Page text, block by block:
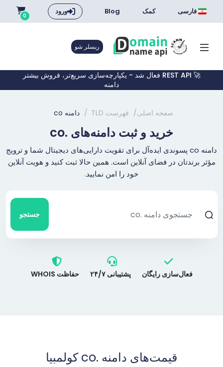
فارسی کمک Blog ورود 0
ریسلر شو
🚀 REST API فعال شد - یکپارچه‌سازی سریع‌تر، فروش بیشتر
دامنه
صفحه اصلی فهرست TLD دامنه co
خرید و ثبت دامنه‌های .co
دامنه co پسوندی ایده‌آل برای تقویت دارایی‌های دیجیتال شما و ترویج
مؤثر برندتان در فضای آنلاین است. همین حالا ثبت کنید و هویت آنلاین
خود را امن نمایید.
جستجو
فعال‌سازی رایگان پشتیبانی ۲۴/۷ حفاظت WHOIS
قیمت‌های دامنه .co کولمبیا